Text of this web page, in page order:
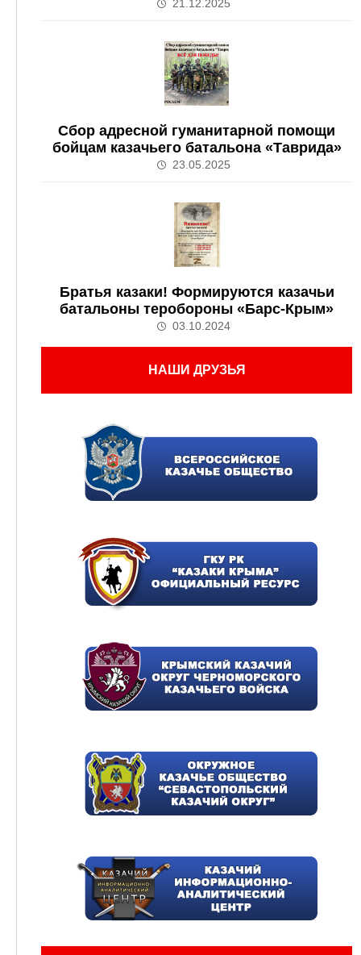
21.12.2025
Сбор адресной гуманитарной помощи
бойцам казачьего батальона «Таврида»
23.05.2025
Братья казаки! Формируются казачьи
батальоны теробороны «Барс-Крым»
03.10.2024
НАШИ ДРУЗЬЯ